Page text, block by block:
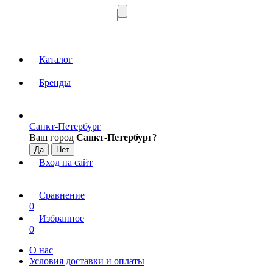
Каталог
Бренды
Санкт-Петербург
Ваш город Санкт-Петербург?
Вход на сайт
Сравнение
0
Избранное
0
О нас
Условия доставки и оплаты